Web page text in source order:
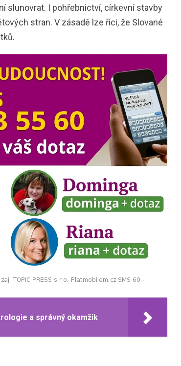
slunovrat. I pohřebnictví, církevní stavby
stran. V zásadě lze říci, že Slované
a správný okamžik